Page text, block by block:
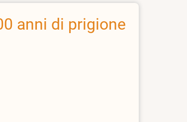
anni di prigione